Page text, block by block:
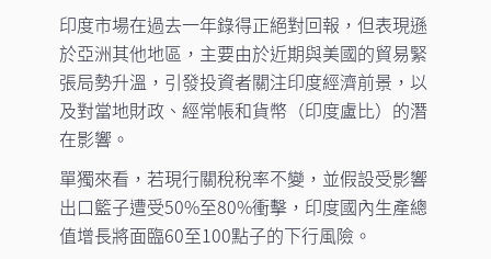
印度市場在過去一年錄得正絕對回報，但表現遜
於亞洲其他地區，主要由於近期與美國的貿易緊
張局勢升溫，引發投資者關注印度經濟前景，以
及對當地財政、經常帳和貨幣（印度盧比）的潛
在影響。
單獨來看，若現行關稅稅率不變，並假設受影響
出口籃子遭受50%至80%衝擊，印度國內生產總
值增長將面臨60至100點子的下行風險。